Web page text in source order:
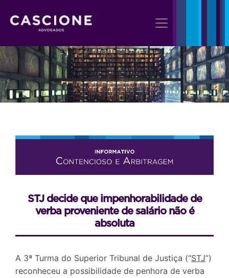
STJ decide que impenhorabilidade de
verba proveniente de salário não é
absoluta
A 3ª Turma do Superior Tribunal de Justiça (“STJ”)
reconheceu a possibilidade de penhora de verba